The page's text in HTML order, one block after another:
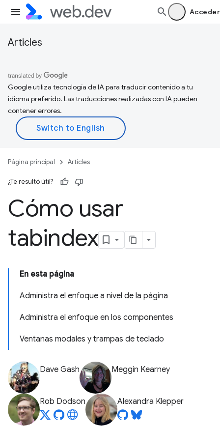
Acceder
Articles
Google utiliza tecnología de IA para traducir contenido a tu
idioma preferido. Las traducciones realizadas con IA pueden
contener errores.
Página principal Articles
¿Te resultó útil?
Cómo usar
tabindex
En esta página
Administra el enfoque a nivel de la página
Administra el enfoque en los componentes
Ventanas modales y trampas de teclado
Dave Gash Meggin Kearney
Rob Dodson Alexandra Klepper